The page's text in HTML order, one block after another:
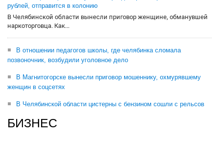
рублей, отправится в колонию
В Челябинской области вынесли приговор женщине, обманувшей
наркоторговца. Как...
В отношении педагогов школы, где челябинка сломала
позвоночник, возбудили уголовное дело
В Магнитогорске вынесли приговор мошеннику, охмурявшему
женщин в соцсетях
В Челябинской области цистерны с бензином сошли с рельсов
БИЗНЕС